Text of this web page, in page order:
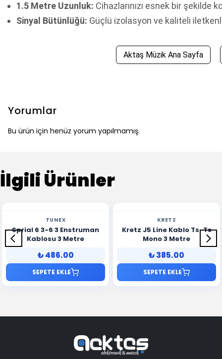
1.5 Metre Uzunluk: Cihazlarınızı esnek bir şekilde
Sinyal Bütünlüğü: Güçlü izolasyon ve kaliteli
Aktaş Müzik Ana Sayfa
Yorumlar
Bu ürün için henüz yorum yapılmamış.
İlgili Ürünler
TUNEX
Sprial 6 3-6 3 Enstruman
Kablosu 3 Metre
₺ 486.00
SEPETE EKLE
KRETZ
Kretz J5 Line Kablo Ts-Ts
Mono 3 Metre
₺ 385.00
SEPETE EKLE